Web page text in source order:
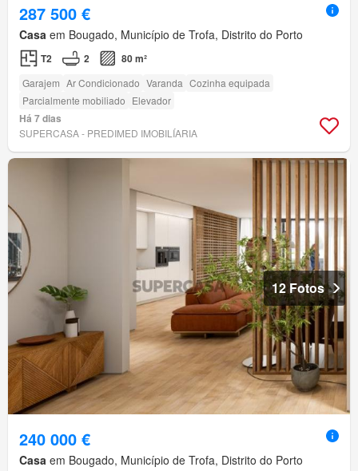
287 500 €
Casa em Bougado, Município de Trofa, Distrito do Porto
T2 2 80 m²
Garajem Ar Condicionado Varanda Cozinha equipada
Parcialmente mobiliado Elevador
Há 7 dias
SUPERCASA - PREDIMED IMOBILÍARIA
12 Fotos
240 000 €
Casa em Bougado, Município de Trofa, Distrito do Porto